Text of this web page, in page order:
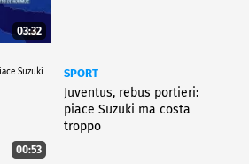
03:32
00:53
SPORT
Juventus, rebus portieri:
piace Suzuki ma costa
troppo